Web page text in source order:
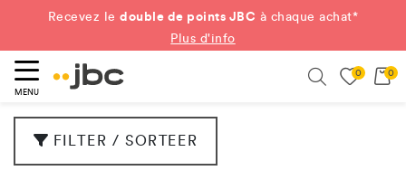
Recevez ledouble de points JBC à chaque achat*
Plus d'info
MENU
0 0
FILTER / SORTEER